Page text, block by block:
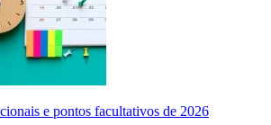
e pontos facultativos de 2026